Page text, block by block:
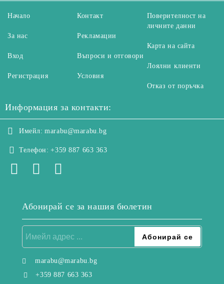
Начало
За нас
Вход
Регистрация
Контакт
Рекламации
Въпроси и отговори
Условия
Поверителност на
личните данни
Карта на сайта
Лоялни клиенти
Отказ от поръчка
Информация за контакти:
Имейл: marabu@marabu.bg
Телефон: +359 887 663 363
Абонирай се за нашия бюлетин
marabu@marabu.bg
+359 887 663 363